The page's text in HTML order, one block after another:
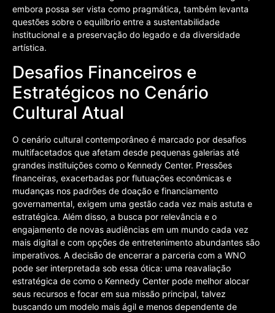
embora possa ser vista como pragmática, também levanta
questões sobre o equilíbrio entre a sustentabilidade
institucional e a preservação do legado e da diversidade
artística.
Desafios Financeiros e
Estratégicos no Cenário
Cultural Atual
O cenário cultural contemporâneo é marcado por desafios
multifacetados que afetam desde pequenas galerias até
grandes instituições como o Kennedy Center. Pressões
financeiras, exacerbadas por flutuações econômicas e
mudanças nos padrões de doação e financiamento
governamental, exigem uma gestão cada vez mais astuta e
estratégica. Além disso, a busca por relevância e o
engajamento de novas audiências em um mundo cada vez
mais digital e com opções de entretenimento abundantes são
imperativos. A decisão de encerrar a parceria com a WNO
pode ser interpretada sob essa ótica: uma reavaliação
estratégica de como o Kennedy Center pode melhor alocar
seus recursos e focar em sua missão principal, talvez
buscando um modelo mais ágil e menos dependente de